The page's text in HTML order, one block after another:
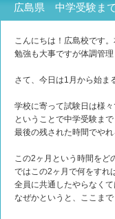
広島県 中学受験ま
こんにちは！広島校です
勉強も大事ですが体調管
さて、今日は1月から始ま
学校に寄って試験日は様
ということで中学受験ま
最後の残された時間でや
この2ヶ月という時間をど
ではこの2ヶ月で何をすれ
全員に共通したやらなく
なぜかというと、ここま